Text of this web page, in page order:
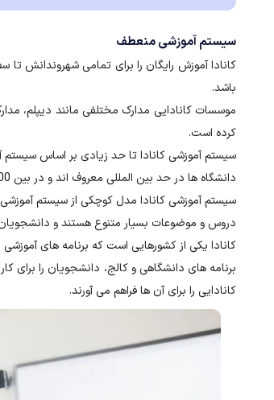
سیستم آموزشی منعطف
باشد.
کرده است.
سیستم آموزشی کانادا تا حد زیادی بر اساس سیستم
دانشگاه ها در حد بین المللی معروف اند و در بین 200 دانشگاه برتر دنیا قرار دارند.
سیستم آموزشی کانادا مدل کوچکی از سیستم
دروس و موضوعات بسیار متنوع هستند و دانشجویان
کانادا یکی از کشورهایی است که برنامه های آموزشی مختلفی را شامل می شود و بیش از 15
برنامه های دانشگاهی و کالج، دانشجویان را برای
کانادایی را برای آن ها فراهم می آورند.